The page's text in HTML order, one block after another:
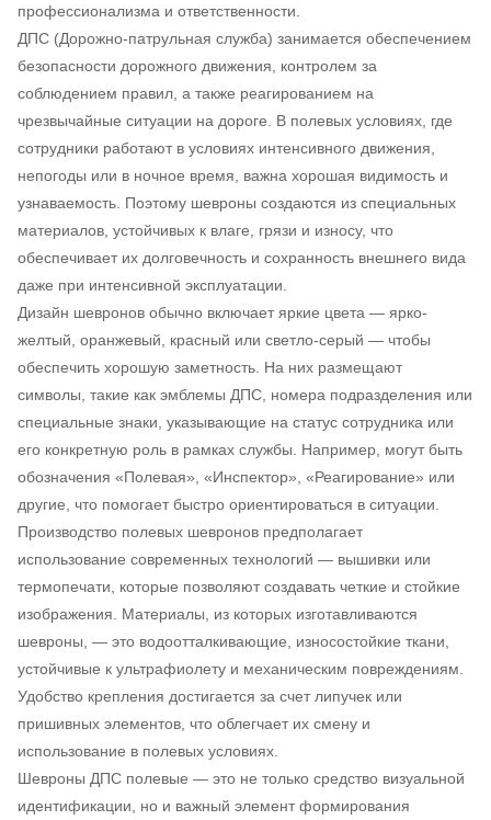
профессионализма и ответственности.
ДПС (Дорожно-патрульная служба) занимается обеспечением
безопасности дорожного движения, контролем за
соблюдением правил, а также реагированием на
чрезвычайные ситуации на дороге. В полевых условиях, где
сотрудники работают в условиях интенсивного движения,
непогоды или в ночное время, важна хорошая видимость и
узнаваемость. Поэтому шевроны создаются из специальных
материалов, устойчивых к влаге, грязи и износу, что
обеспечивает их долговечность и сохранность внешнего вида
даже при интенсивной эксплуатации.
Дизайн шевронов обычно включает яркие цвета — ярко-
желтый, оранжевый, красный или светло-серый — чтобы
обеспечить хорошую заметность. На них размещают
символы, такие как эмблемы ДПС, номера подразделения или
специальные знаки, указывающие на статус сотрудника или
его конкретную роль в рамках службы. Например, могут быть
обозначения «Полевая», «Инспектор», «Реагирование» или
другие, что помогает быстро ориентироваться в ситуации.
Производство полевых шевронов предполагает
использование современных технологий — вышивки или
термопечати, которые позволяют создавать четкие и стойкие
изображения. Материалы, из которых изготавливаются
шевроны, — это водоотталкивающие, износостойкие ткани,
устойчивые к ультрафиолету и механическим повреждениям.
Удобство крепления достигается за счет липучек или
пришивных элементов, что облегчает их смену и
использование в полевых условиях.
Шевроны ДПС полевые — это не только средство визуальной
идентификации, но и важный элемент формирования